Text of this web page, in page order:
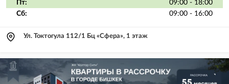
Пт:
09:00 - 18:00
Сб:
09:00 - 16:00
Ул. Токтогула 112/1 Бц «Сфера», 1 этаж